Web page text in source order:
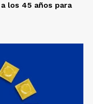
los 45 años para